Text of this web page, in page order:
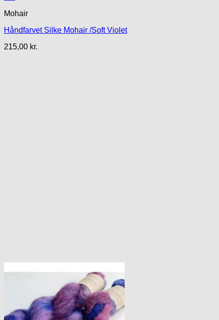
Mohair
Håndfarvet Silke Mohair /Soft Violet
215,00 kr.